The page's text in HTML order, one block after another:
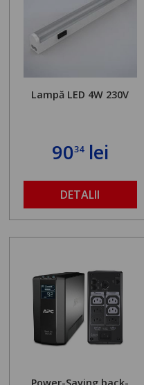
Lampă LED 4W 230V
9034lei
DETALII
Power-Saving back-